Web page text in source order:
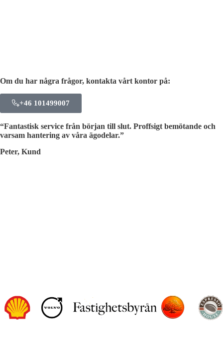
Om du har några frågor, kontakta vårt kontor på:
+46 101499007
“Fantastisk service från början till slut. Proffsigt bemötande och
varsam hantering av våra ägodelar.”
Peter, Kund